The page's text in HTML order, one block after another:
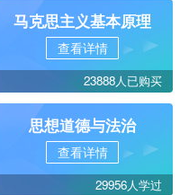
马克思主义基本原理
查看详情
23888人已购买
思想道德与法治
查看详情
29956人学过